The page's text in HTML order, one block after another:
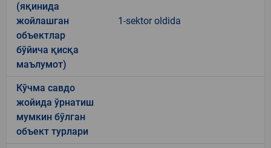
(яқинида
жойлашган
объектлар
бўйича қисқа
маълумот)
1-sektor oldida
Кўчма савдо
жойида ўрнатиш
мумкин бўлган
объект турлари